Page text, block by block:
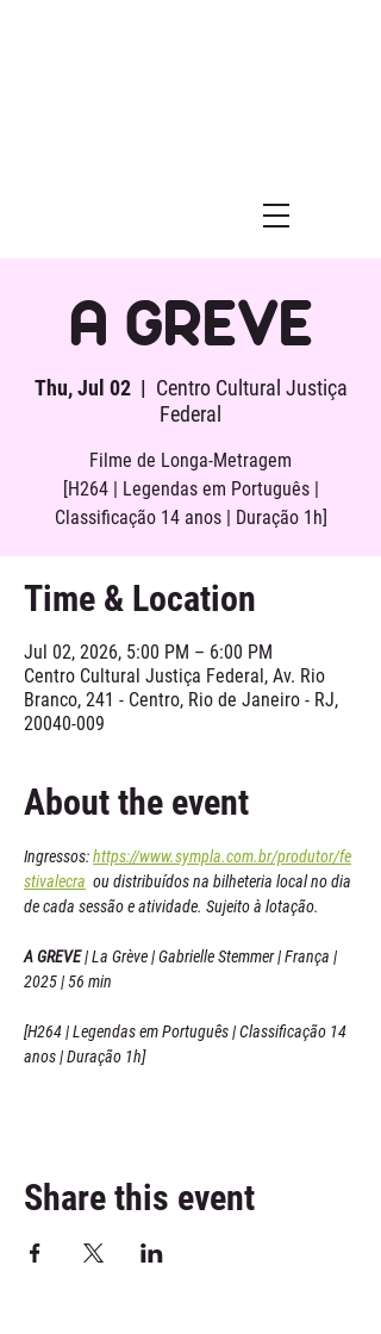
A GREVE
Thu, Jul 02
  |
Centro Cultural Justiça
Federal
Filme de Longa-Metragem
[H264 | Legendas em Português |
Classificação 14 anos | Duração 1h]
Time & Location
Jul 02, 2026, 5:00 PM – 6:00 PM
Centro Cultural Justiça Federal, Av. Rio
Branco, 241 - Centro, Rio de Janeiro - RJ,
20040-009
About the event
Ingressos: https://www.sympla.com.br/produtor/fe
stivalecra ou distribuídos na bilheteria local no dia
de cada sessão e atividade. Sujeito à lotação.
A GREVE | La Grève | Gabrielle Stemmer | França |
2025 | 56 min
[H264 | Legendas em Português | Classificação 14
anos | Duração 1h]
Share this event